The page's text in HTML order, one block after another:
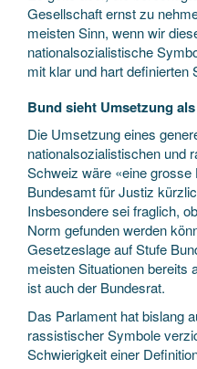
Gesellschaft ernst zu
meisten Sinn, wenn wir
nationalsozialistische
mit klar und hart definierten
Bund sieht Umsetzung
Die Umsetzung eines
nationalsozialistischen und
Schweiz wäre «eine
Bundesamt für Justiz
Insbesondere sei fraglich,
Norm gefunden werden
Gesetzeslage auf Stufe
meisten Situationen bereits
ist auch der Bundesrat.
Das Parlament hat bislang
rassistischer Symbole
Schwierigkeit einer